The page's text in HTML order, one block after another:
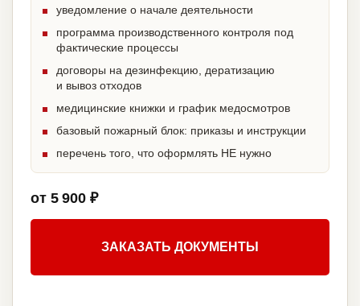
уведомление о начале деятельности
программа производственного контроля под
фактические процессы
договоры на дезинфекцию, дератизацию
и вывоз отходов
медицинские книжки и график медосмотров
базовый пожарный блок: приказы и инструкции
перечень того, что оформлять НЕ нужно
от 5 900 ₽
ЗАКАЗАТЬ ДОКУМЕНТЫ